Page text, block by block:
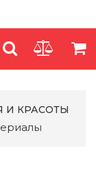
И КРАСОТЫ